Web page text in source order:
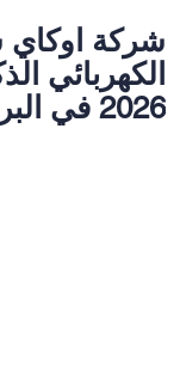
شركة أوكاي
الكهربائي
2026 في البرازيل